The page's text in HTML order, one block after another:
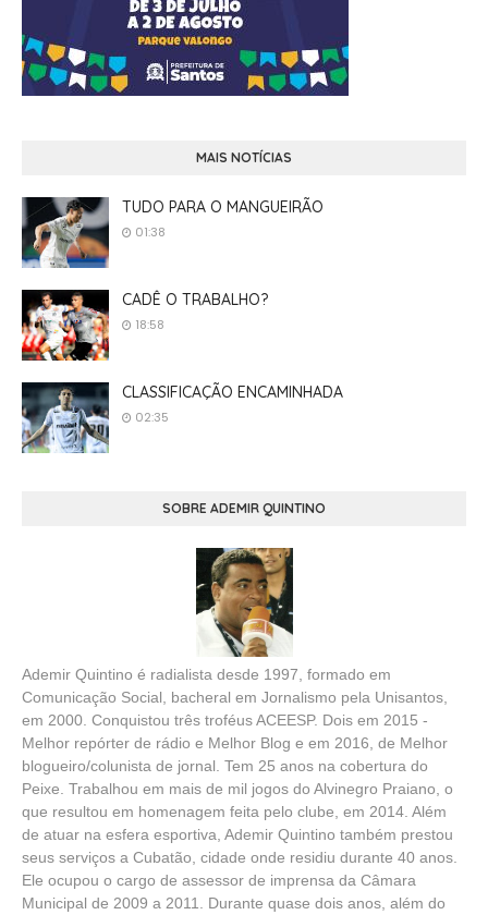
MAIS NOTÍCIAS
TUDO PARA O MANGUEIRÃO
01:38
CADÊ O TRABALHO?
18:58
CLASSIFICAÇÃO ENCAMINHADA
02:35
SOBRE ADEMIR QUINTINO
Ademir Quintino é radialista desde 1997, formado em
Comunicação Social, bacheral em Jornalismo pela Unisantos,
em 2000. Conquistou três troféus ACEESP. Dois em 2015 -
Melhor repórter de rádio e Melhor Blog e em 2016, de Melhor
blogueiro/colunista de jornal. Tem 25 anos na cobertura do
Peixe. Trabalhou em mais de mil jogos do Alvinegro Praiano, o
que resultou em homenagem feita pelo clube, em 2014. Além
de atuar na esfera esportiva, Ademir Quintino também prestou
seus serviços a Cubatão, cidade onde residiu durante 40 anos.
Ele ocupou o cargo de assessor de imprensa da Câmara
Municipal de 2009 a 2011. Durante quase dois anos, além do